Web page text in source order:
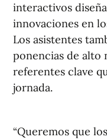
interactivos
innovaciones en
Los asistentes
ponencias de alto
referentes clave
jornada.
“Queremos que